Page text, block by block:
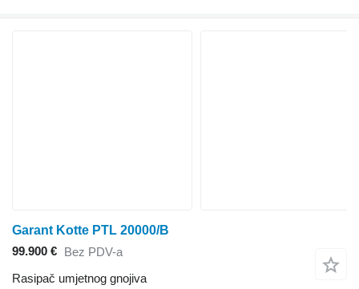
Garant Kotte PTL 20000/B
99.900 € Bez PDV-a
Rasipač umjetnog gnojiva